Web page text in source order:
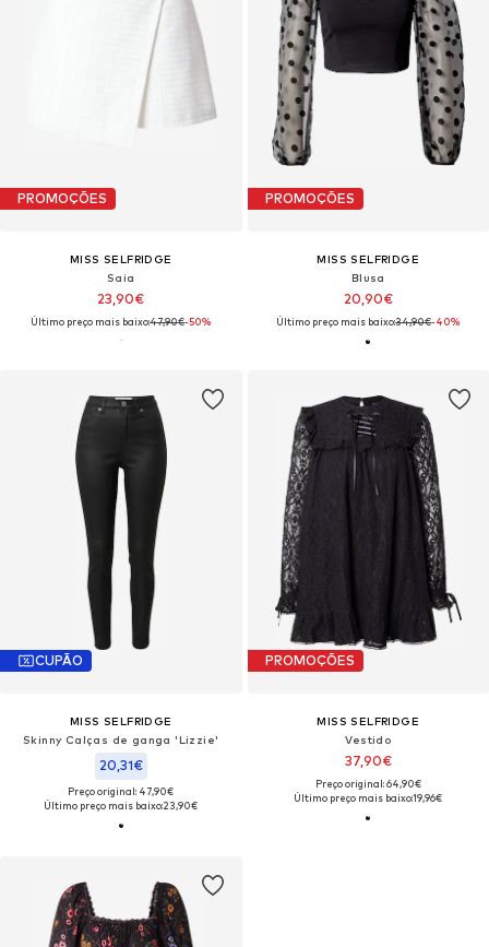
PROMOÇÕES
MISS SELFRIDGE
Saia
23,90€
Último preço mais baixo:47,90€-50%
PROMOÇÕES
MISS SELFRIDGE
Blusa
20,90€
Último preço mais baixo:34,90€-40%
CUPÃO
MISS SELFRIDGE
Skinny Calças de ganga 'Lizzie'
20,31€
Preço original: 47,90€
Último preço mais baixo:23,90€
PROMOÇÕES
MISS SELFRIDGE
Vestido
37,90€
Preço original: 64,90€
Último preço mais baixo:19,96€